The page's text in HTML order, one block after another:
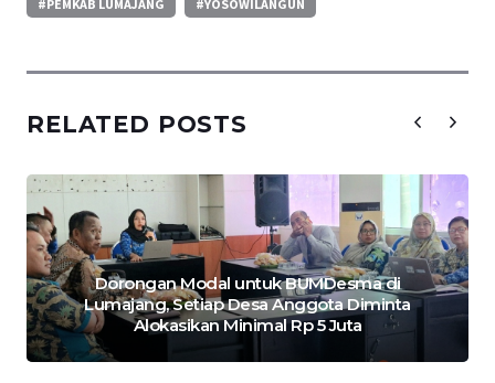
#PEMKAB LUMAJANG #YOSOWILANGUN
RELATED POSTS
Dorongan Modal untuk BUMDesma di
Lumajang, Setiap Desa Anggota Diminta
Alokasikan Minimal Rp 5 Juta